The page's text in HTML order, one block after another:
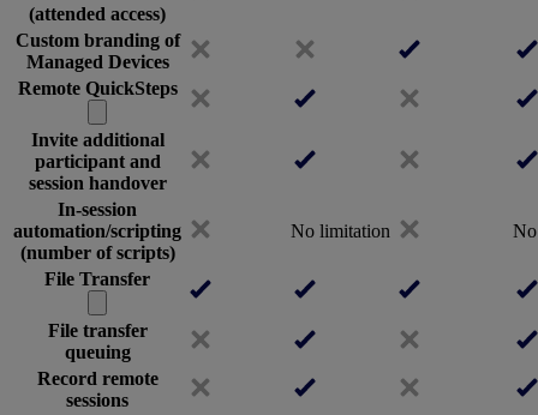
(attended access)
Custom branding of
Managed Devices
Remote QuickSteps
Invite additional
participant and
session handover
In-session
automation/scripting
(number of scripts)
No limitation
File Transfer
File transfer
queuing
Record remote
sessions